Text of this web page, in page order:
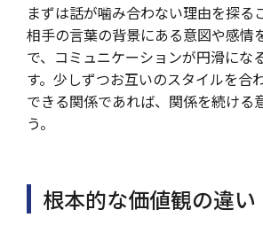
まずは話が噛み合わない理由を探る
相手の言葉の背景にある意図や感情
で、コミュニケーションが円滑にな
す。少しずつお互いのスタイルを合
できる関係であれば、関係を続ける
う。
根本的な価値観の違い